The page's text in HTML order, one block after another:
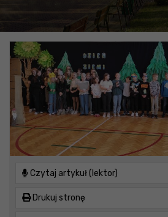
Czytaj artykuł (lektor)
Drukuj stronę